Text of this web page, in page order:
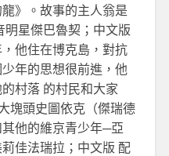
》。故事的主人翁是
星傑巴魯契；中文版
他住在博克島，對抗
年的思想很前進，他
村落 的村民和大家
塊頭史圖依克（傑瑞德
他的維京青少年─亞
佳法瑞拉；中文版 配